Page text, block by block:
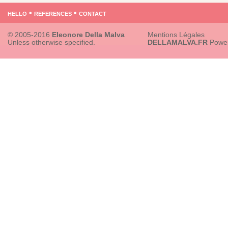
hello • references • contact
© 2005-2016 Eleonore Della Malva
Unless otherwise specified.
Mentions Légales
DELLAMALVA.FR